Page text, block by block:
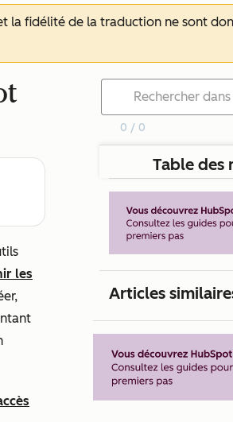
fidélité de la traduction ne sont
les
0 / 0
Table des
Articles